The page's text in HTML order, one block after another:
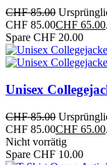
CHF85.00
CHF 85.00CHF 65.00
Spare CHF 20.00
Unisex
CHF85.00
CHF 85.00CHF 65.00
Nicht vorrätig
Spare CHF 10.00